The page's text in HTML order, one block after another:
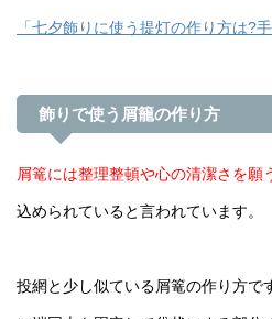
「七夕飾りに使う提灯の作り方は?
飾りで使う屑籠の作り方
屑篭には整理整頓や心の清潔さを願
込められていると言われています。
投網と少し似ている屑篭の作り方で